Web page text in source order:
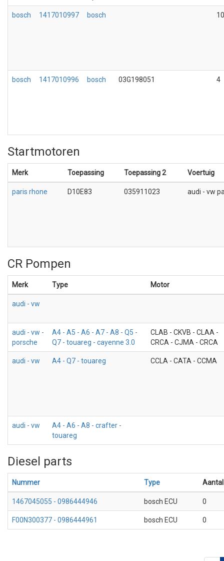
bosch 1417010997 bosch 10
bosch 1417010996 bosch 03G198051 4
Startmotoren
Merk Toepassing Toepassing 2 Voertuig
paris rhone D10E83 035911023 audi - vw
CR Pompen
Merk Type Motor
audi - vw
audi - vw -
porsche
A4 - A5 - A6 - A7 - A8 - Q5 -
Q7 - touareg - cayenne 3.0
CLAB - CKVB - CLAA -
CRCA - CJMA - CRCA
audi - vw A4 - Q7 - touareg CCLA - CATA - CCMA
audi - vw
A4 - A6 - A8 - crafter -
touareg
Diesel parts
Nummer Type Aantal
1467045055 - 0986444946 bosch ECU 0
F00N300377 - 0986444961 bosch ECU 0